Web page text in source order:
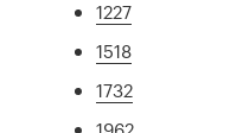
1227
1518
1732